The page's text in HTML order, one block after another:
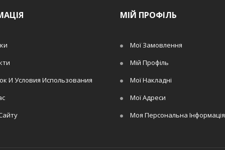
И Условия Использования
МІЙ ПРОФІЛЬ
Мої Замовлення
Мій Профіль
Мої Накладні
Мої Адреси
Моя Персональна Інформація